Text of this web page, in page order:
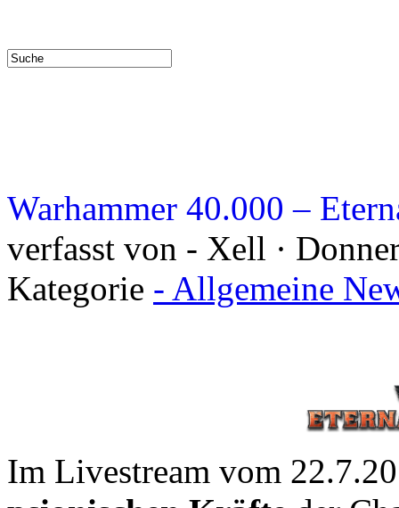
Warhammer 40.000 –
verfasst von - Xell ·
Kategorie - Allgemeine
Im Livestream vom